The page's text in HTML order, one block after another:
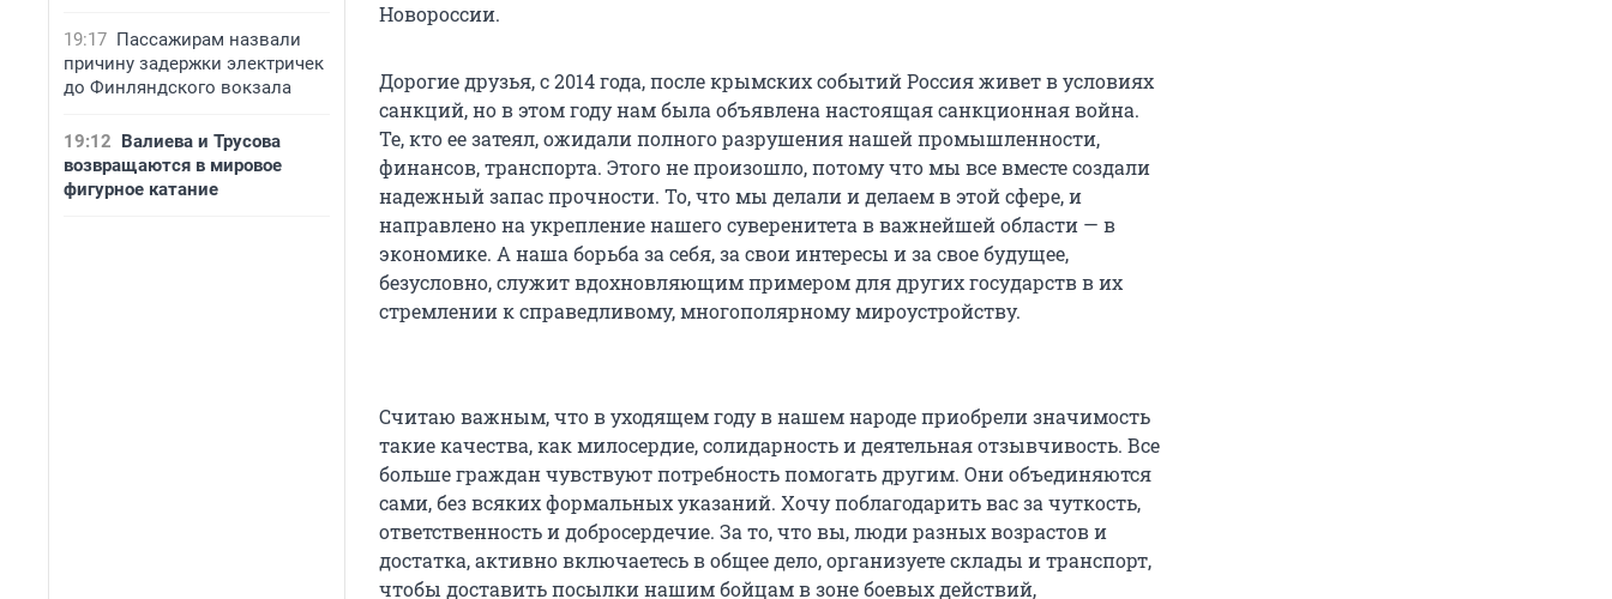
19:17 Пассажирам назвали
причину задержки электричек
до Финляндского вокзала
19:12 Валиева и Трусова
возвращаются в мировое
фигурное катание
Новороссии.
Дорогие друзья, с 2014 года, после крымских событий Россия живет в условиях
санкций, но в этом году нам была объявлена настоящая санкционная война.
Те, кто ее затеял, ожидали полного разрушения нашей промышленности,
финансов, транспорта. Этого не произошло, потому что мы все вместе создали
надежный запас прочности. То, что мы делали и делаем в этой сфере, и
направлено на укрепление нашего суверенитета в важнейшей области — в
экономике. А наша борьба за себя, за свои интересы и за свое будущее,
безусловно, служит вдохновляющим примером для других государств в их
стремлении к справедливому, многополярному мироустройству.
Считаю важным, что в уходящем году в нашем народе приобрели значимость
такие качества, как милосердие, солидарность и деятельная отзывчивость. Все
больше граждан чувствуют потребность помогать другим. Они объединяются
сами, без всяких формальных указаний. Хочу поблагодарить вас за чуткость,
ответственность и добросердечие. За то, что вы, люди разных возрастов и
достатка, активно включаетесь в общее дело, организуете склады и транспорт,
чтобы доставить посылки нашим бойцам в зоне боевых действий,